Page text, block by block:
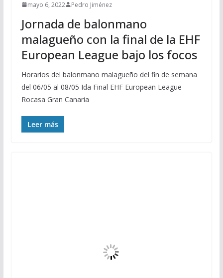
mayo 6, 2022 Pedro Jiménez
Jornada de balonmano
malagueño con la final de la EHF
European League bajo los focos
Horarios del balonmano malagueño del fin de semana
del 06/05 al 08/05 Ida Final EHF European League
Rocasa Gran Canaria
Leer más